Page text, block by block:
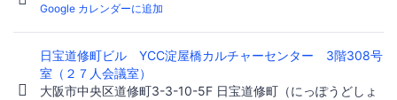
Google カレンダーに追加
日宝道修町ビル YCC淀屋橋カルチャーセンター 3階308号
室（２７人会議室）
大阪市中央区道修町3-3-10-5F 日宝道修町（にっぽうどしょ